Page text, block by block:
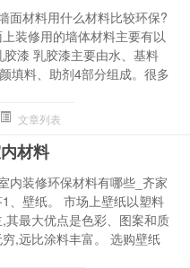
面材料用什么材料比较环保?
装修用的墙体材料主要有以
胶漆 乳胶漆主要由水、基料
填料、助剂4部分组成。很多
文章列表
材料
内装修环保材料有哪些_齐家
、壁纸。 市场上壁纸以塑料
其最大优点是色彩、图案和质
,远比涂料丰富。 选购壁纸